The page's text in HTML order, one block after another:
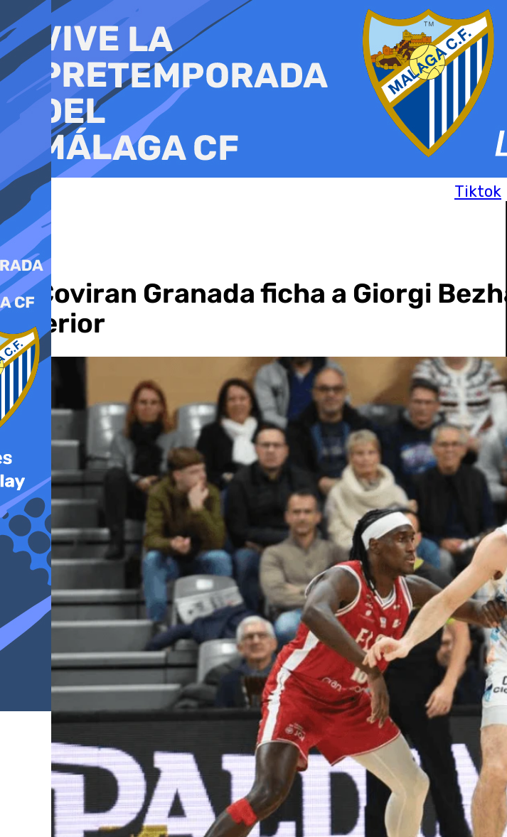
al
contenido
Tiktok
El Coviran Granada ficha a Giorgi
interior